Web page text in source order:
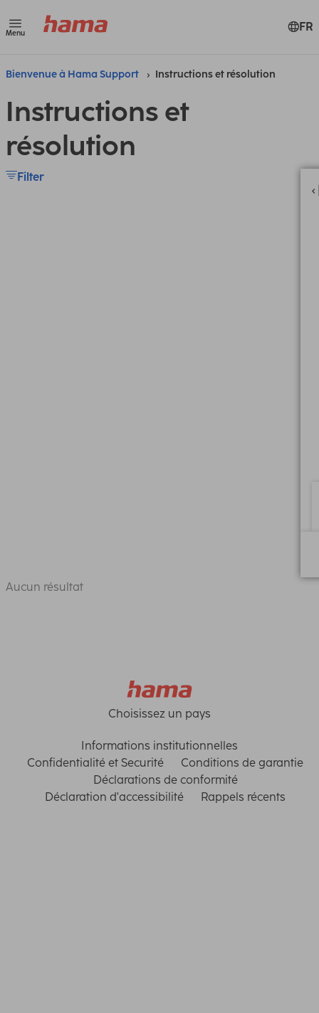
Menu FR
Bienvenue à Hama Support Instructions et résolution
Instructions et
résolution
Filter
Aucun résultat
Choisissez un pays
Informations institutionnelles
Confidentialité et Securité
Conditions de garantie
Déclarations de conformité
Déclaration d'accessibilité
Rappels récents